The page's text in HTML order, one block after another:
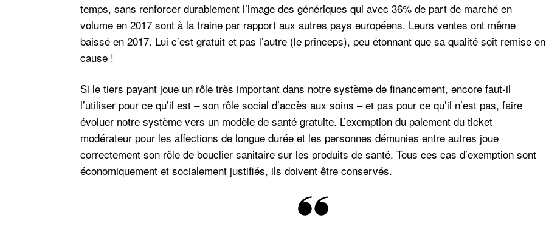
temps, sans renforcer durablement l’image des génériques qui avec 36% de part de marché en
volume en 2017 sont à la traine par rapport aux autres pays européens. Leurs ventes ont même
baissé en 2017. Lui c’est gratuit et pas l’autre (le princeps), peu étonnant que sa qualité soit remise en
cause !
Si le tiers payant joue un rôle très important dans notre système de financement, encore faut-il
l’utiliser pour ce qu’il est – son rôle social d’accès aux soins – et pas pour ce qu’il n’est pas, faire
évoluer notre système vers un modèle de santé gratuite. L’exemption du paiement du ticket
modérateur pour les affections de longue durée et les personnes démunies entre autres joue
correctement son rôle de bouclier sanitaire sur les produits de santé. Tous ces cas d’exemption sont
économiquement et socialement justifiés, ils doivent être conservés.